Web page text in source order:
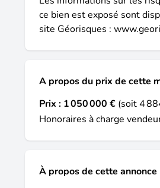
commercial immatriculé au
BAYONNE sous le
ce bien est exposé sont
site Géorisques :
A propos du prix de cette
Prix : 1 050 000 € (soit 4
Honoraires à charge
À propos de cette annonce